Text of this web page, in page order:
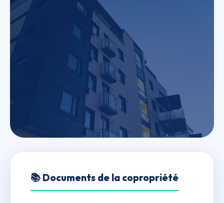
7 Strasbourg
📚 Documents de la copropriété